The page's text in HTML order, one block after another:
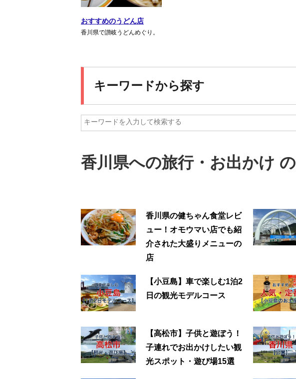
おすすめのうどん店
香川県で讃岐うどんめぐり。
キーワードから探す
香川県への旅行・お出かけ
香川県の健ちゃん食堂レビ
ュー！オモウマい店でも紹
介された大盛りメニューの
店
【小豆島】車で楽しむ1泊2
日の観光モデルコース
【高松市】子供と遊ぼう！
子連れでお出かけしたい観
光スポット・遊び場15選